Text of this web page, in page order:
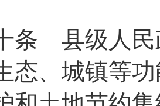
条 县级人民
态、城镇等